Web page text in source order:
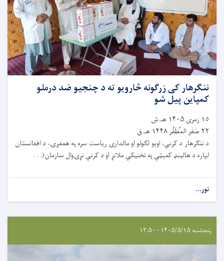
ننګرهار کی زرګونه څارویو ته د چنجیو ضد درملو
کمپاین پیل شو
١٥ زمری ۱۴۰۵ هـ.ش
٢٢ صَفَر المُظَفَّر ۱۴۴۸ هـ.ق
د ننګرهار د کرنې، اوبو لګولو او مالدارۍ ریاست سره په همغږۍ، د افغانستان
لپاره د هالینډ کمېټې په تخنیکي ملاتړ او د کرنې نړۍوال سازمان(. . .
نور...
پنجشنبه ۱۴۰۵/۵/۱۵ - ۱۲:۵۰